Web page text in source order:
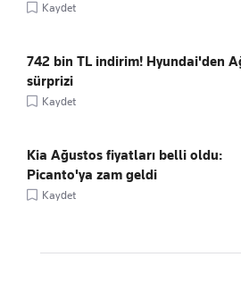
Kaydet
742 bin TL indirim! Hyundai'den
sürprizi
Kaydet
Kia Ağustos fiyatları belli oldu:
Picanto'ya zam geldi
Kaydet